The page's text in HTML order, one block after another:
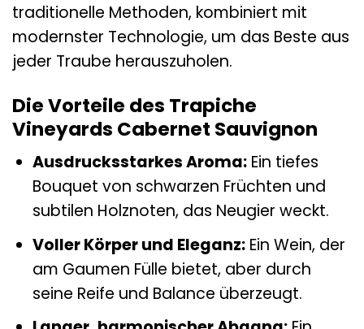
traditionelle Methoden, kombiniert mit
modernster Technologie, um das Beste aus
jeder Traube herauszuholen.
Die Vorteile des Trapiche
Vineyards Cabernet Sauvignon
Ausdrucksstarkes Aroma:Ein tiefes
Bouquet von schwarzen Früchten und
subtilen Holznoten, das Neugier weckt.
Voller Körper und Eleganz:Ein Wein, der
am Gaumen Fülle bietet, aber durch
seine Reife und Balance überzeugt.